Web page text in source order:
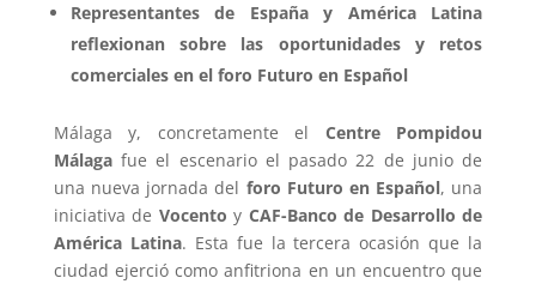
Representantes de España y América Latina
reflexionan sobre las oportunidades y retos
comerciales en el foro Futuro en Español
Málaga y, concretamente el Centre Pompidou
Málagafue el escenario el pasado 22 de junio de
una nueva jornada del foro Futuro en Español, una
iniciativa de Vocentoy CAF-Banco de Desarrollo de
América Latina. Esta fue la tercera ocasión que la
ciudad ejerció como anfitriona en un encuentro que